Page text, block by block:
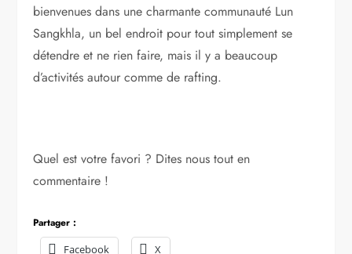
bienvenues dans une charmante communauté Lun
Sangkhla, un bel endroit pour tout simplement se
détendre et ne rien faire, mais il y a beaucoup
d’activités autour comme de rafting.
Quel est votre favori ? Dites nous tout en
commentaire !
Partager :
Facebook
X